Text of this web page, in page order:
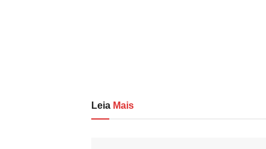
Leia Mais